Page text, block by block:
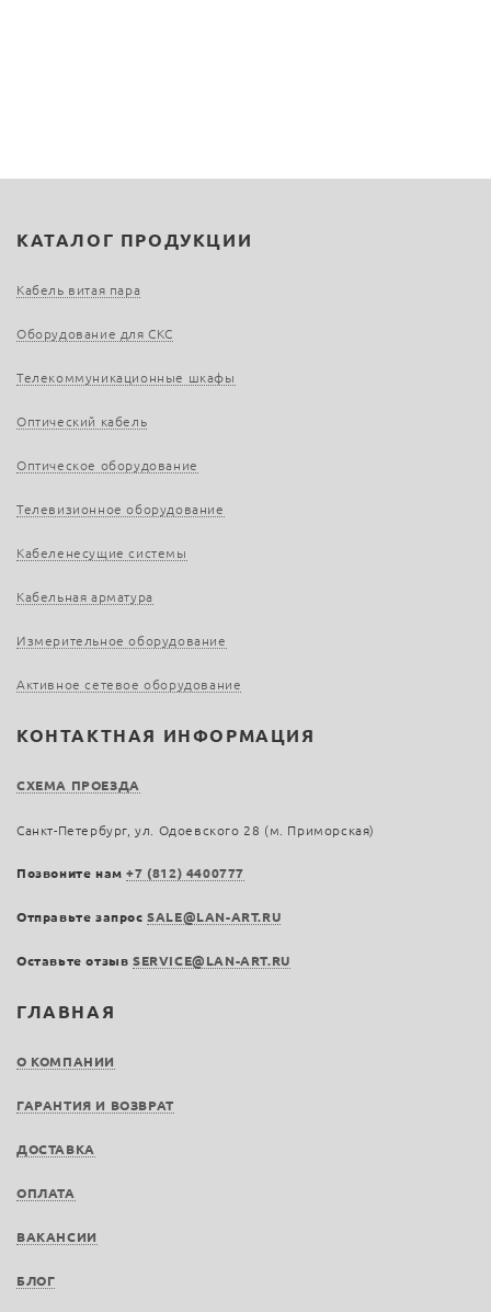
ГЛАВНАЯ
О КОМПАНИИ
ГАРАНТИЯ И ВОЗВРАТ
ДОСТАВКА
ОПЛАТА
ВАКАНСИИ
БЛОГ
КАТАЛОГ ПРОДУКЦИИ
Кабель витая пара
Оборудование для СКС
Телекоммуникационные шкафы
Оптический кабель
Оптическое оборудование
Телевизионное оборудование
Кабеленесущие системы
Кабельная арматура
Измерительное оборудование
Активное сетевое оборудование
КОНТАКТНАЯ ИНФОРМАЦИЯ
СХЕМА ПРОЕЗДА
Санкт-Петербург, ул. Одоевского 28 (м. Приморская)
Позвоните нам+7 (812) 4400777
Отправьте запросSALE@LAN-ART.RU
Оставьте отзыв SERVICE@LAN-ART.RU